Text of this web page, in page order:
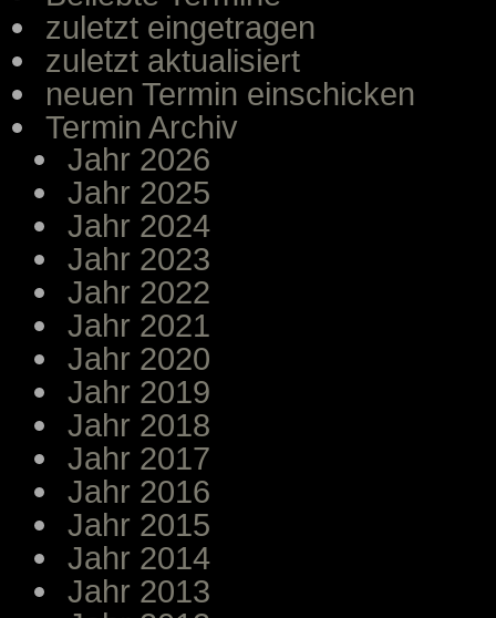
zuletzt eingetragen
zuletzt aktualisiert
neuen Termin einschicken
Termin Archiv
Jahr 2026
Jahr 2025
Jahr 2024
Jahr 2023
Jahr 2022
Jahr 2021
Jahr 2020
Jahr 2019
Jahr 2018
Jahr 2017
Jahr 2016
Jahr 2015
Jahr 2014
Jahr 2013